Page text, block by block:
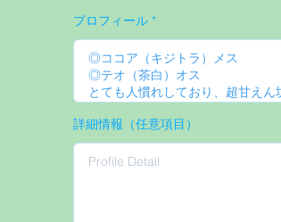
プロフィール
詳細情報（任意項目）